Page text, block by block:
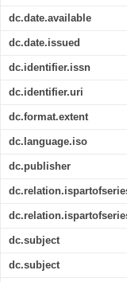
dc.date.available
dc.date.issued
dc.identifier.issn
dc.identifier.uri
dc.format.extent
dc.language.iso
dc.publisher
dc.subject
dc.subject